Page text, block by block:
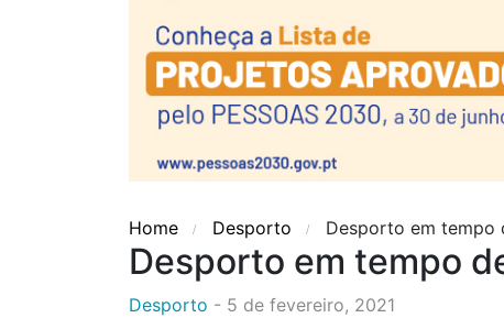
Home Desporto Desporto em tempo
Desporto em tempo
Desporto - 5 de fevereiro, 2021